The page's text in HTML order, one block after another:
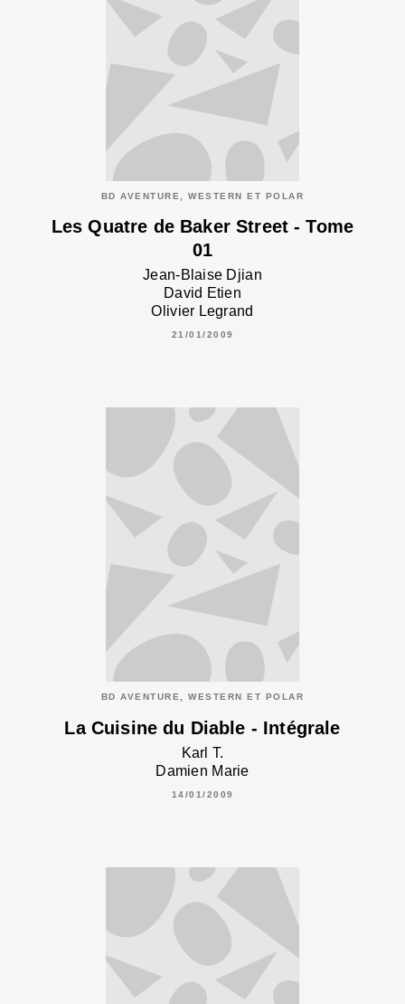
BD AVENTURE, WESTERN ET POLAR
Les Quatre de Baker Street - Tome
01
Jean-Blaise Djian
David Etien
Olivier Legrand
21/01/2009
BD AVENTURE, WESTERN ET POLAR
La Cuisine du Diable - Intégrale
Karl T.
Damien Marie
14/01/2009